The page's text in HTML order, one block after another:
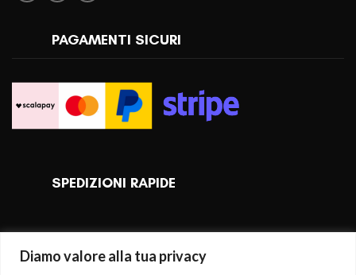
Diamo valore alla tua privacy
PAGAMENTI SICURI
SPEDIZIONI RAPIDE